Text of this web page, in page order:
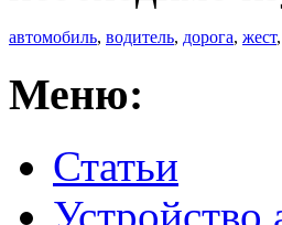
автомобиль, водитель, дорога, жест,
Меню:
Статьи
Устройство